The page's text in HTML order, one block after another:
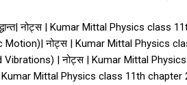
नोट्स | Kumar Mittal Physics class
Motion)| नोट्स | Kumar Mittal Physics
Vibrations) | नोट्स | Kumar Mittal
Kumar Mittal Physics class 11th chapter